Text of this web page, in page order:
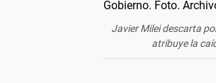
Javier Milei descarta
atribuye la